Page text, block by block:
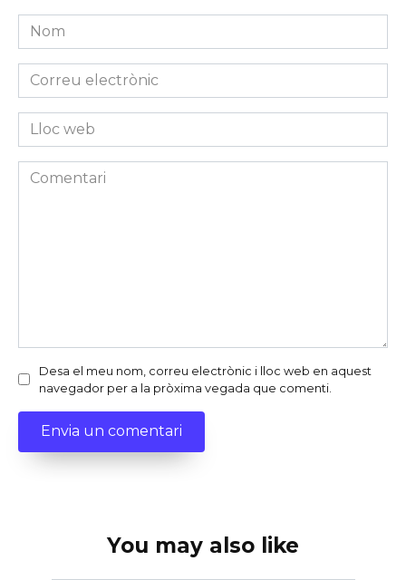
Nom
*
Correu
electrònic
*Lloc
web
Comentari
Desa el meu nom, correu electrònic i lloc web en aquest
navegador per a la pròxima vegada que comenti.
You may also like